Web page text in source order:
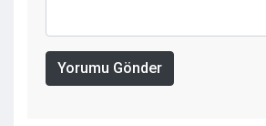
Yorumu Gönder